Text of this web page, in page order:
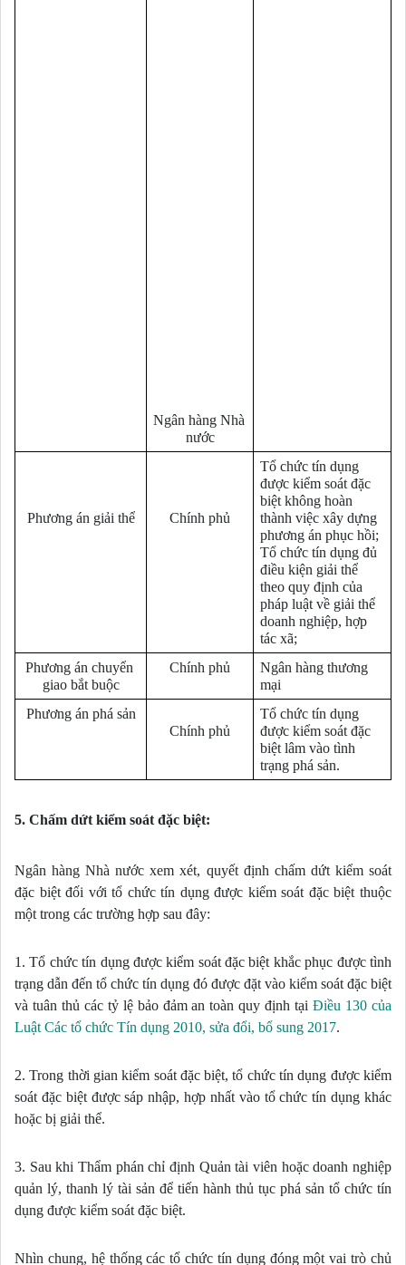
Ngân hàng Nhà
nước
Phương án giải thể Chính phủ
Tổ chức tín dụng
được kiểm soát đặc
biệt không hoàn
thành việc xây dựng
phương án phục hồi;
Tổ chức tín dụng đủ
điều kiện giải thể
theo quy định của
pháp luật về giải thể
doanh nghiệp, hợp
tác xã;
Phương án chuyển
giao bắt buộc
Chính phủ
Ngân hàng thương
mại
Phương án phá sản
Chính phủ
Tổ chức tín dụng
được kiểm soát đặc
biệt lâm vào tình
trạng phá sản.
5. Chấm dứt kiểm soát đặc biệt:
Ngân hàng Nhà nước xem xét, quyết định chấm dứt kiểm soát
đặc biệt đối với tổ chức tín dụng được kiểm soát đặc biệt thuộc
một trong các trường hợp sau đây:
1. Tổ chức tín dụng được kiểm soát đặc biệt khắc phục được tình
trạng dẫn đến tổ chức tín dụng đó được đặt vào kiểm soát đặc biệt
và tuân thủ các tỷ lệ bảo đảm an toàn quy định tại Điều 130 của
Luật Các tổ chức Tín dụng 2010, sửa đổi, bổ sung 2017.
2. Trong thời gian kiểm soát đặc biệt, tổ chức tín dụng được kiểm
soát đặc biệt được sáp nhập, hợp nhất vào tổ chức tín dụng khác
hoặc bị giải thể.
3. Sau khi Thẩm phán chỉ định Quản tài viên hoặc doanh nghiệp
quản lý, thanh lý tài sản để tiến hành thủ tục phá sản tổ chức tín
dụng được kiểm soát đặc biệt.
Nhìn chung, hệ thống các tổ chức tín dụng đóng một vai trò chủ